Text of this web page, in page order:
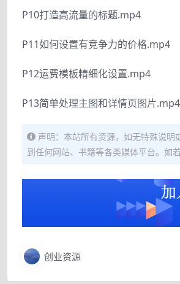
P10打造高流量的标题.mp4
P11如何设置有竞争力的价格.mp4
P12运费模板精细化设置.mp4
P13简单处理主图和详情页图片.mp4
声明：本站所有资源，如无特殊说
到任何网站、书籍等各类媒体平台。如
创业资源